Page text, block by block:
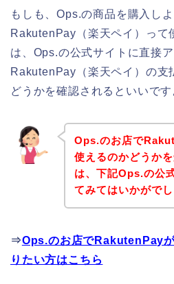
もしも、Ops.の商品を購入し
RakutenPay（楽天ペイ）って
は、Ops.の公式サイトに直接ア
RakutenPay（楽天ペイ）の支
どうかを確認されるといいです
Ops.のお店で
使えるのかどうか
は、下記Ops.の公
てみてはいかがで
⇒Ops.のお店でRakutenPay
りたい方はこちら